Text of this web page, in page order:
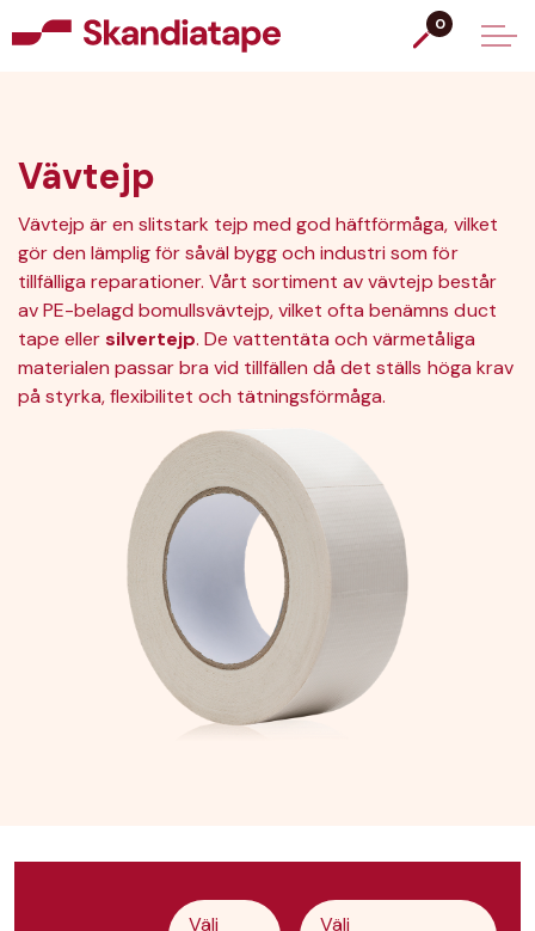
0
Vävtejp
Vävtejp är en slitstark tejp med god häftförmåga, vilket
gör den lämplig för såväl bygg och industri som för
tillfälliga reparationer. Vårt sortiment av vävtejp består
av PE-belagd bomullsvävtejp, vilket ofta benämns duct
tape ellersilvertejp. De vattentäta och värmetåliga
materialen passar bra vid tillfällen då det ställs höga krav
på styrka, flexibilitet och tätningsförmåga.
Välj
Välj